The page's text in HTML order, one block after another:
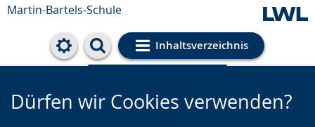
Martin-Bartels-Schule
Inhaltsverzeichnis
Cookie-Einstellungen
Dürfen wir Cookies verwenden?